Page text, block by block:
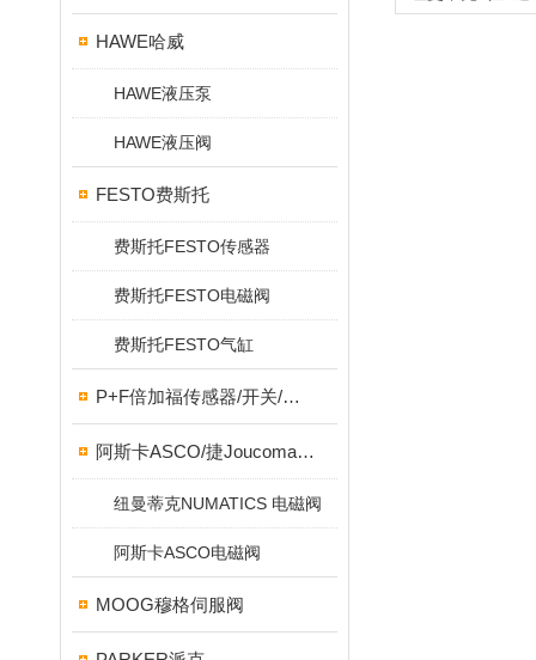
HAWE哈威
HAWE液压泵
HAWE液压阀
FESTO费斯托
费斯托FESTO传感器
费斯托FESTO电磁阀
费斯托FESTO气缸
P+F倍加福传感器/开关/编码器
阿斯卡ASCO/捷Joucomatic/NUMATICS纽曼蒂克
纽曼蒂克NUMATICS 电磁阀
阿斯卡ASCO电磁阀
MOOG穆格伺服阀